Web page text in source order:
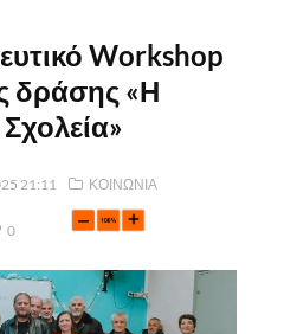
Workshop
δράσης «Η
21:11 ΚΟΙΝΩΝΙΑ
0